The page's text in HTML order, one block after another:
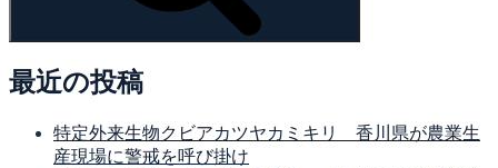
最近の投稿
特定外来生物クビアカツヤカミキリ 香川県が農業生
産現場に警戒を呼び掛け